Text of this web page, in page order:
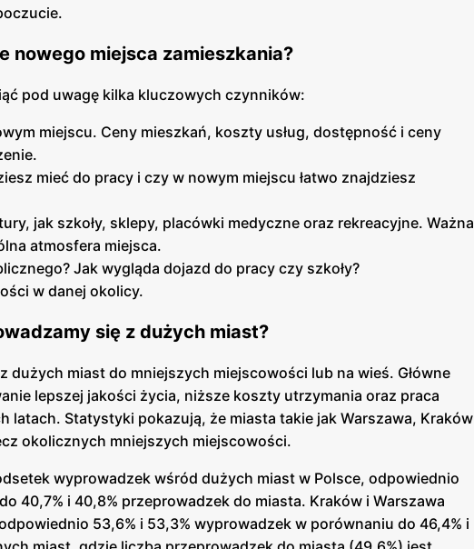
nowego miejsca zamieszkania?
pod uwagę kilka kluczowych czynników:
miejscu. Ceny mieszkań, koszty usług, dostępność i ceny
mieć do pracy i czy w nowym miejscu łatwo znajdziesz
jak szkoły, sklepy, placówki medyczne oraz rekreacyjne. Ważna
atmosfera miejsca.
Jak wygląda dojazd do pracy czy szkoły?
w danej okolicy.
się z dużych miast?
dużych miast do mniejszych miejscowości lub na wieś. Główne
lepszej jakości życia, niższe koszty utrzymania oraz praca
latach. Statystyki pokazują, że miasta takie jak Warszawa, Kraków
okolicznych mniejszych miejscowości.
wyprowadzek wśród dużych miast w Polsce, odpowiednio
40,7% i 40,8% przeprowadzek do miasta. Kraków i Warszawa
53,6% i 53,3% wyprowadzek w porównaniu do 46,4% i